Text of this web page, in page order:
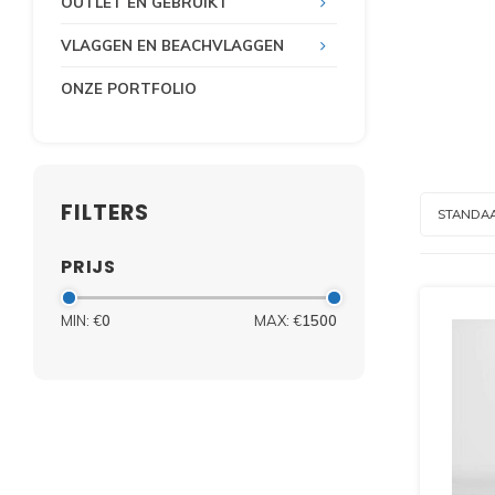
VLAGGEN EN BEACHVLAGGEN
ONZE PORTFOLIO
FILTERS
PRIJS
MIN: €0 MAX: €1500